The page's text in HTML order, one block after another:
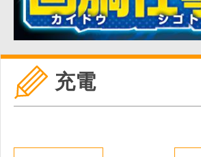
充電